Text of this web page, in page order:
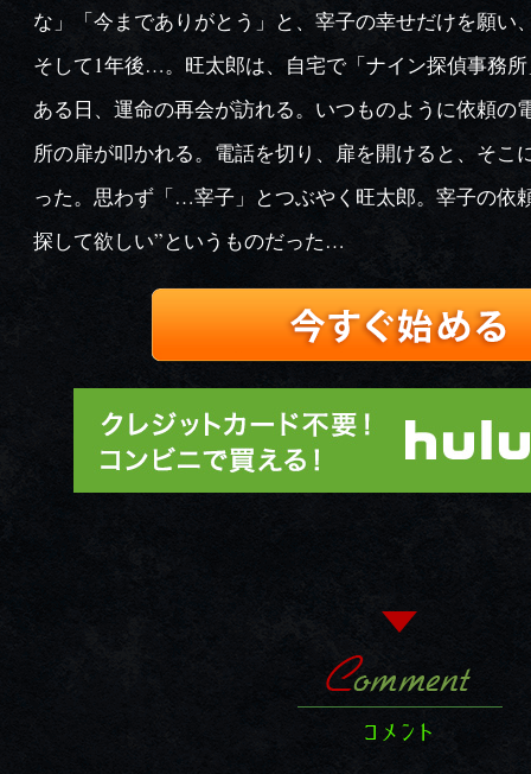
な」「今までありがとう」と、宰子の幸せだけを願い
そして1年後…。旺太郎は、自宅で「ナイン探偵事務
ある日、運命の再会が訪れる。いつものように依頼の
所の扉が叩かれる。電話を切り、扉を開けると、そこ
った。思わず「…宰子」とつぶやく旺太郎。宰子の依
探して欲しい”というものだった…